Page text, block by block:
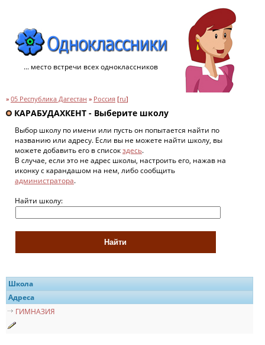
... место встречи всех одноклассников
» 05 Республика Дагестан » Россия [ru]
КАРАБУДАХКЕНТ - Выберите школу
Выбор школу по имени или пусть он попытается найти по
названию или адресу. Если вы не можете найти школу, вы
можете добавить его в списокздесь.
В случае, если это не адрес школы, настроить его, нажав на
иконку с карандашом на нем, либо сообщить
администратора.
Найти школу:
Школа
Адреса
ГИМНАЗИЯ